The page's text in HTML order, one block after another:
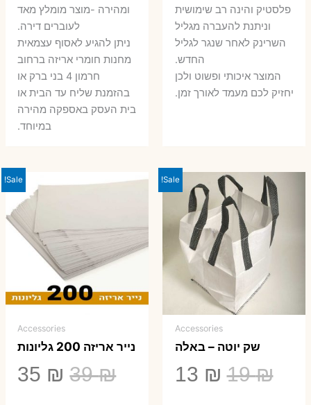
פלסטיק והינה רב שימושית
וניתנת להעברה מגליל
השרינק לאחר שנגר לגליל
החדש.
המוצר איכותי ופשוט ולכן
יחזיק לכם מעמד לאורך זמן.
ומהירה -מוצר מומלץ מאד
לעוברים דירה.
ניתן להגיע לאסוף עצמאית
מחנות חומרי אריזה ברחוב
חרמון 4 בני ברק או
בהזמנת שליח עד הבית או
בית העסק באספקה מהירה
במיוחד.
Sale!
Accessories
שק יוטה – באלה
19₪
המחיר
13 ₪
Sale!
Accessories
נייר אריזה 200 גליונות
39₪
המחיר
35 ₪